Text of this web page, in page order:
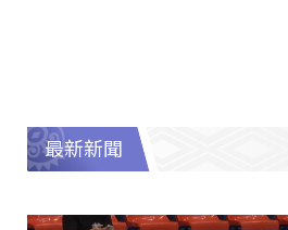
最新新聞